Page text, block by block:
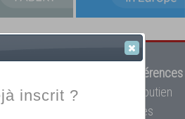
12908 références
mais aussi des cours de soutien
toutes les écoles privées
inscrit ?